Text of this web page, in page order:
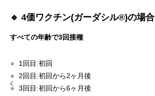
🔹 4価ワクチン(ガーダシル®)の場合
すべての年齢で3回接種
1回目:初回
2回目:初回から2ヶ月後
3回目:初回から6ヶ月後